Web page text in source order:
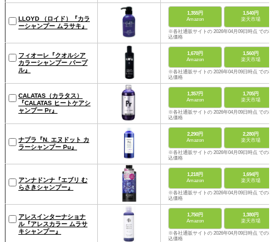
LLOYD （ロイド）『カラ
ーシャンプー ムラサキ』
1,355円
Amazon
1,540円
楽天市場
※各社通販サイトの 2026年04月09日時点 での税
込価格
フィオーレ『クオルシア
カラーシャンプー パープ
ル』
1,670円
Amazon
1,560円
楽天市場
※各社通販サイトの 2026年04月09日時点 での税
込価格
CALATAS（カラタス）
『CALATAS ヒートケアシ
ャンプー Pr』
1,357円
Amazon
1,705円
楽天市場
※各社通販サイトの 2026年04月09日時点 での税
込価格
ナプラ『N. エヌドット カ
ラーシャンプー Pu』
2,290円
Amazon
2,280円
楽天市場
※各社通販サイトの 2026年04月09日時点 での税
込価格
アンナドンナ『エブリ む
らさきシャンプー』
1,218円
Amazon
1,694円
楽天市場
※各社通販サイトの 2026年04月09日時点 での税
込価格
アレスインターナショナ
ル『アレスカラー ムラサ
キシャンプー』
1,750円
Amazon
1,380円
楽天市場
※各社通販サイトの 2026年04月09日時点 での税
込価格